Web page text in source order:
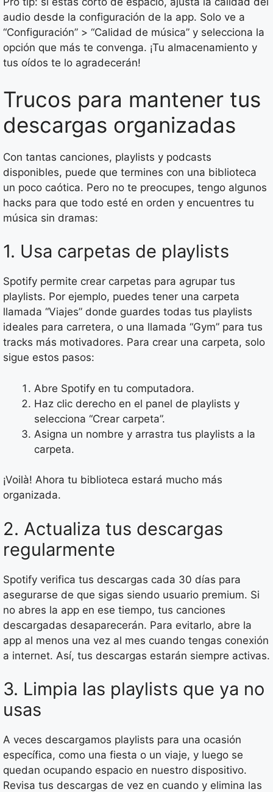
audio desde la configuración de la app. Solo ve a
“Configuración” > “Calidad de música” y selecciona la
opción que más te convenga. ¡Tu almacenamiento y
tus oídos te lo agradecerán!
Trucos para mantener tus
descargas organizadas
Con tantas canciones, playlists y podcasts
disponibles, puede que termines con una biblioteca
un poco caótica. Pero no te preocupes, tengo algunos
hacks para que todo esté en orden y encuentres tu
música sin dramas:
1. Usa carpetas de playlists
Spotify permite crear carpetas para agrupar tus
playlists. Por ejemplo, puedes tener una carpeta
llamada “Viajes” donde guardes todas tus playlists
ideales para carretera, o una llamada “Gym” para tus
tracks más motivadores. Para crear una carpeta, solo
sigue estos pasos:
Abre Spotify en tu computadora.
Haz clic derecho en el panel de playlists y
selecciona “Crear carpeta”.
Asigna un nombre y arrastra tus playlists a la
carpeta.
¡Voilà! Ahora tu biblioteca estará mucho más
organizada.
2. Actualiza tus descargas
regularmente
Spotify verifica tus descargas cada 30 días para
asegurarse de que sigas siendo usuario premium. Si
no abres la app en ese tiempo, tus canciones
descargadas desaparecerán. Para evitarlo, abre la
app al menos una vez al mes cuando tengas conexión
a internet. Así, tus descargas estarán siempre activas.
3. Limpia las playlists que ya no
usas
A veces descargamos playlists para una ocasión
específica, como una fiesta o un viaje, y luego se
quedan ocupando espacio en nuestro dispositivo.
Revisa tus descargas de vez en cuando y elimina las